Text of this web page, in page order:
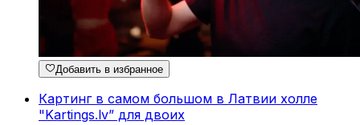
Добавить в избранное
Картинг в самом большом в Латвии холле
"Kartings.lv” для двоих